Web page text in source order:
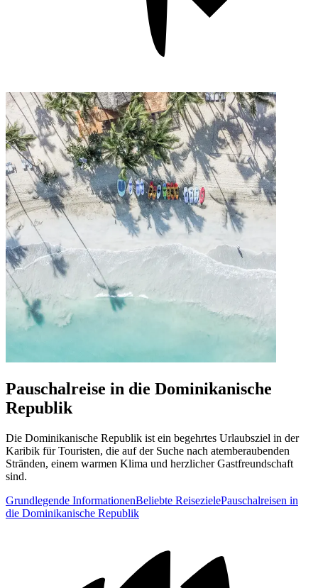
Pauschalreise in die Dominikanische
Republik
Die Dominikanische Republik ist ein begehrtes Urlaubsziel in der
Karibik für Touristen, die auf der Suche nach atemberaubenden
Stränden, einem warmen Klima und herzlicher Gastfreundschaft
sind.
Grundlegende InformationenBeliebte ReisezielePauschalreisen in
die Dominikanische Republik